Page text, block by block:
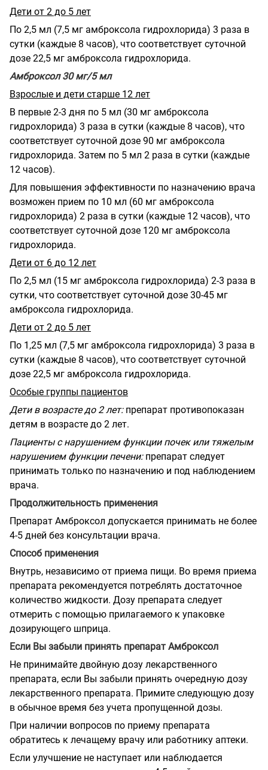
Дети от 2 до 5 лет
По 2,5 мл (7,5 мг амброксола гидрохлорида) 3 раза в
сутки (каждые 8 часов), что соответствует суточной
дозе 22,5 мг амброксола гидрохлорида.
Амброксол 30 мг/5 мл
Взрослые и дети старше 12 лет
В первые 2-3 дня по 5 мл (30 мг амброксола
гидрохлорида) 3 раза в сутки (каждые 8 часов), что
соответствует суточной дозе 90 мг амброксола
гидрохлорида. Затем по 5 мл 2 раза в сутки (каждые
12 часов).
Для повышения эффективности по назначению врача
возможен прием по 10 мл (60 мг амброксола
гидрохлорида) 2 раза в сутки (каждые 12 часов), что
соответствует суточной дозе 120 мг амброксола
гидрохлорида.
Дети от 6 до 12 лет
По 2,5 мл (15 мг амброксола гидрохлорида) 2-3 раза в
сутки, что соответствует суточной дозе 30-45 мг
амброксола гидрохлорида.
Дети от 2 до 5 лет
По 1,25 мл (7,5 мг амброксола гидрохлорида) 3 раза в
сутки (каждые 8 часов), что соответствует суточной
дозе 22,5 мг амброксола гидрохлорида.
Особые группы пациентов
Дети в возрасте до 2 лет:препарат противопоказан
детям в возрасте до 2 лет.
Пациенты с нарушением функции почек или тяжелым
нарушением функции печени: препарат следует
принимать только по назначению и под наблюдением
врача.
Продолжительность применения
Препарат Амброксол допускается принимать не более
4-5 дней без консультации врача.
Способ применения
Внутрь, независимо от приема пищи. Во время приема
препарата рекомендуется потреблять достаточное
количество жидкости. Дозу препарата следует
отмерить с помощью прилагаемого к упаковке
дозирующего шприца.
Если Вы забыли принять препарат Амброксол
Не принимайте двойную дозу лекарственного
препарата, если Вы забыли принять очередную дозу
лекарственного препарата. Примите следующую дозу
в обычное время без учета пропущенной дозы.
При наличии вопросов по приему препарата
обратитесь к лечащему врачу или работнику аптеки.
Если улучшение не наступает или наблюдается